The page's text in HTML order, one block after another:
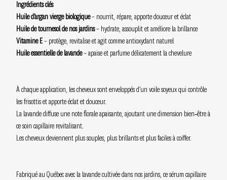
Ingrédients clés
Huile d’argan vierge biologique– nourrit, répare, apporte douceur et éclat
Huile de tournesol de nos jardins– hydrate, assouplit et améliore la brillance
Vitamine E– protège, revitalise et agit comme antioxydant naturel
Huile essentielle de lavande– apaise et parfume délicatement la chevelure
À chaque application, les cheveux sont enveloppés d’un voile soyeux qui contrôle
les frisottis et apporte éclat et douceur.
La lavande diffuse une note florale apaisante, ajoutant une dimension bien‑être à
ce soin capillaire revitalisant.
Les cheveux deviennent plus souples, plus brillants et plus faciles à coiffer.
Fabriqué au Québec avec la lavande cultivée dans nos jardins, ce sérum capillaire